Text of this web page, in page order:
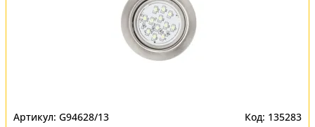
G94628/13 135283